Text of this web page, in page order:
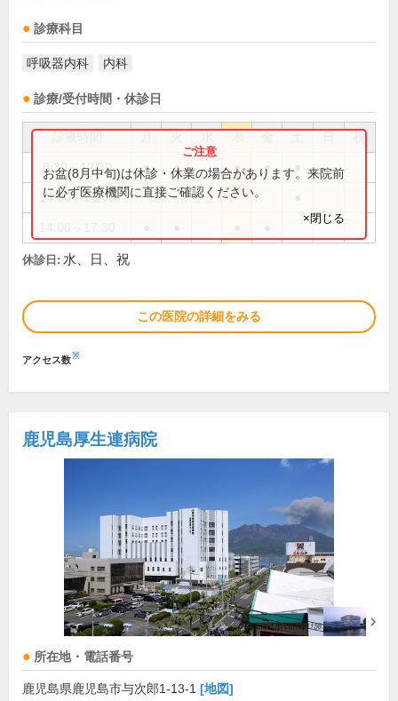
診療科目
呼吸器内科 内科
診療/受付時間・休診日
祝
8:30～12:30 ● ● ● ●
14:00～16:00
お盆(8月中旬)は休診・休業の場合があります。来院前
に必ず医療機関に直接ご確認ください。
×閉じる
休診日: 水、日、祝
この医院の詳細をみる
アクセス数※
鹿児島厚生連病院
所在地・電話番号
鹿児島県鹿児島市与次郎1-13-1 [地図]